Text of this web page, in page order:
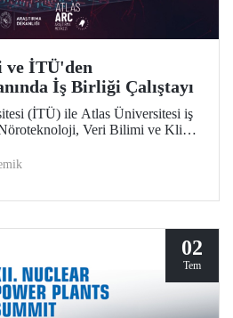
ve İTÜ'den
İş Birliği Çalıştayı
(İTÜ) ile Atlas Üniversitesi iş
Veri Bilimi ve Klinik
bir araya getirdi.
02
Tem